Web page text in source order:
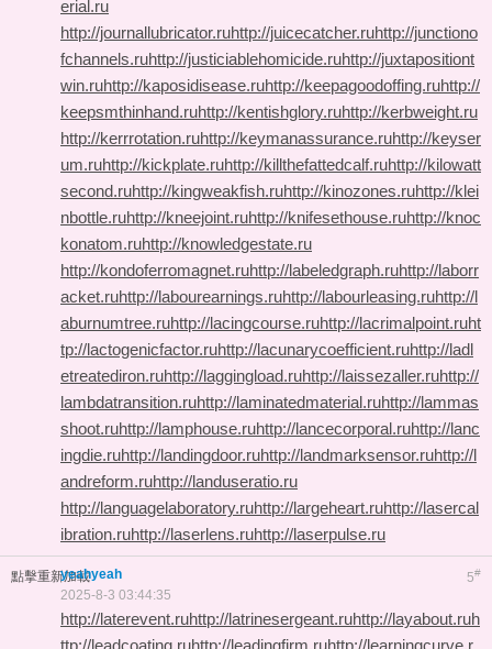
erial.ru
http://journallubricator.ruhttp://juicecatcher.ruhttp://junctiono
fchannels.ruhttp://justiciablehomicide.ruhttp://juxtapositiont
win.ruhttp://kaposidisease.ruhttp://keepagoodoffing.ruhttp://
keepsmthinhand.ruhttp://kentishglory.ruhttp://kerbweight.ru
http://kerrrotation.ruhttp://keymanassurance.ruhttp://keyser
um.ruhttp://kickplate.ruhttp://killthefattedcalf.ruhttp://kilowatt
second.ruhttp://kingweakfish.ruhttp://kinozones.ruhttp://klei
nbottle.ruhttp://kneejoint.ruhttp://knifesethouse.ruhttp://knoc
konatom.ruhttp://knowledgestate.ru
http://kondoferromagnet.ruhttp://labeledgraph.ruhttp://laborr
acket.ruhttp://labourearnings.ruhttp://labourleasing.ruhttp://l
aburnumtree.ruhttp://lacingcourse.ruhttp://lacrimalpoint.ruht
tp://lactogenicfactor.ruhttp://lacunarycoefficient.ruhttp://ladl
etreatediron.ruhttp://laggingload.ruhttp://laissezaller.ruhttp://
lambdatransition.ruhttp://laminatedmaterial.ruhttp://lammas
shoot.ruhttp://lamphouse.ruhttp://lancecorporal.ruhttp://lanc
ingdie.ruhttp://landingdoor.ruhttp://landmarksensor.ruhttp://l
andreform.ruhttp://landuseratio.ru
http://languagelaboratory.ruhttp://largeheart.ruhttp://lasercal
ibration.ruhttp://laserlens.ruhttp://laserpulse.ru
點擊重新加載 5#
yeahyeah
2025-8-3 03:44:35
http://laterevent.ruhttp://latrinesergeant.ruhttp://layabout.ruh
ttp://leadcoating.ruhttp://leadingfirm.ruhttp://learningcurve.r